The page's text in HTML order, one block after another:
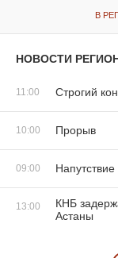
В
НОВОСТИ
11:00 Строгий
10:00 Прорыв
09:00
13:00
КНБ
Астаны